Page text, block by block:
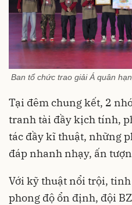
Ban tổ chức trao giải Á quân
Tại đêm chung kết, 2
tranh tài đầy kịch tính,
tác đầy kĩ thuật, những
đáp nhanh nhạy, ấn
Với kỹ thuật nổi trội,
phong độ ổn định, đội